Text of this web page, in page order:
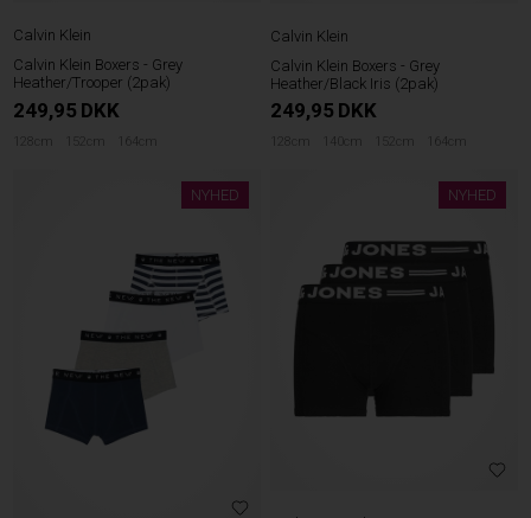
Calvin Klein
Calvin Klein Boxers - Grey
Heather/Trooper (2pak)
249,95 DKK
128cm 152cm 164cm
Calvin Klein
Calvin Klein Boxers - Grey
Heather/Black Iris (2pak)
249,95 DKK
128cm 140cm 152cm 164cm
NYHED NYHED